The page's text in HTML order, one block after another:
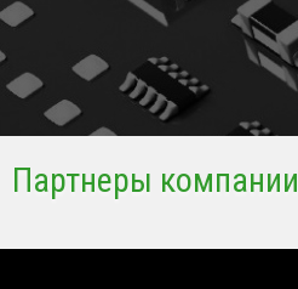
Партнеры компании